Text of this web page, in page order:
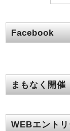
Facebook
まもなく開催
WEBエント